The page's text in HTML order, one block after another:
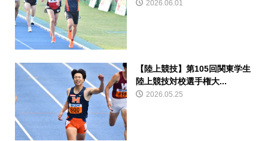
2026.06.01
【陸上競技】第105回関東学生
陸上競技対校選手権大...
2026.05.25